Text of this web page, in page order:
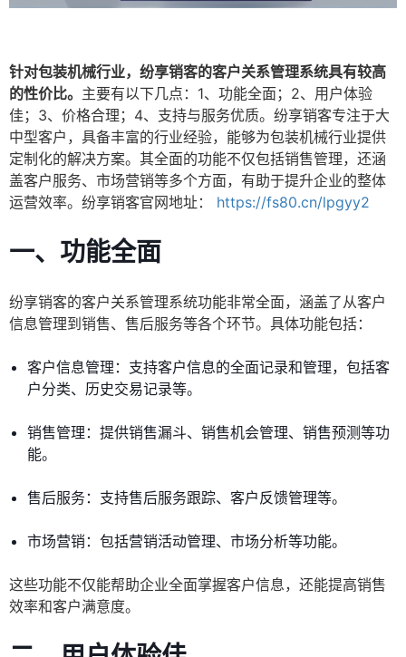
针对包装机械行业，纷享销客的客户关系管理系统具有较高
的性价比。 主要有以下几点：1、功能全面；2、用户体验
佳；3、价格合理；4、支持与服务优质。纷享销客专注于大
中型客户，具备丰富的行业经验，能够为包装机械行业提供
定制化的解决方案。其全面的功能不仅包括销售管理，还涵
盖客户服务、市场营销等多个方面，有助于提升企业的整体
运营效率。纷享销客官网地址：
https://fs80.cn/lpgyy2
一、功能全面
纷享销客的客户关系管理系统功能非常全面，涵盖了从客户
信息管理到销售、售后服务等各个环节。具体功能包括：
客户信息管理：支持客户信息的全面记录和管理，包括客
户分类、历史交易记录等。
销售管理：提供销售漏斗、销售机会管理、销售预测等功
能。
售后服务：支持售后服务跟踪、客户反馈管理等。
市场营销：包括营销活动管理、市场分析等功能。
这些功能不仅能帮助企业全面掌握客户信息，还能提高销售
效率和客户满意度。